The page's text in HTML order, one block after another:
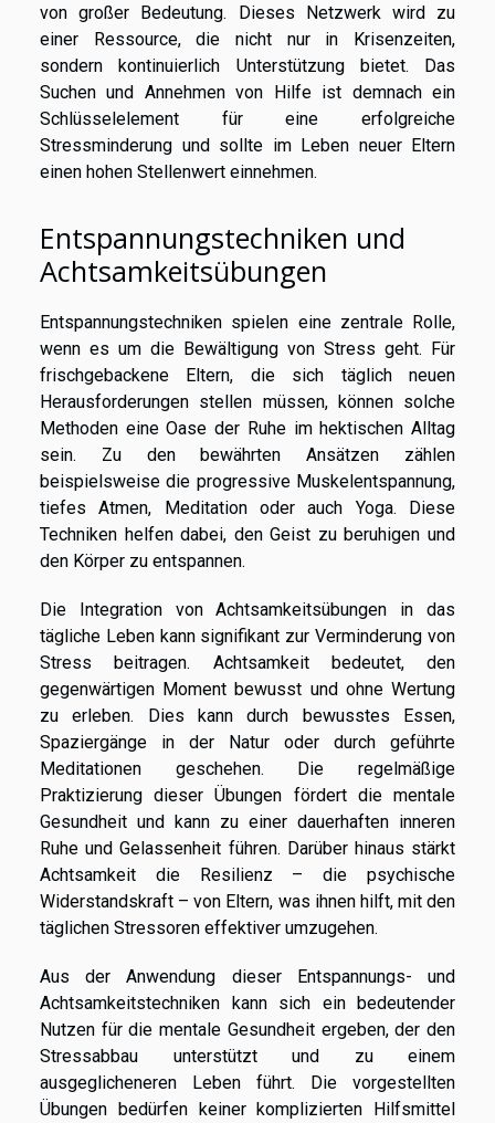
von großer Bedeutung. Dieses Netzwerk wird zu
einer Ressource, die nicht nur in Krisenzeiten,
sondern kontinuierlich Unterstützung bietet. Das
Suchen und Annehmen von Hilfe ist demnach ein
Schlüsselelement für eine erfolgreiche
Stressminderung und sollte im Leben neuer Eltern
einen hohen Stellenwert einnehmen.
Entspannungstechniken und
Achtsamkeitsübungen
Entspannungstechniken spielen eine zentrale Rolle,
wenn es um die Bewältigung von Stress geht. Für
frischgebackene Eltern, die sich täglich neuen
Herausforderungen stellen müssen, können solche
Methoden eine Oase der Ruhe im hektischen Alltag
sein. Zu den bewährten Ansätzen zählen
beispielsweise die progressive Muskelentspannung,
tiefes Atmen, Meditation oder auch Yoga. Diese
Techniken helfen dabei, den Geist zu beruhigen und
den Körper zu entspannen.
Die Integration von Achtsamkeitsübungen in das
tägliche Leben kann signifikant zur Verminderung von
Stress beitragen. Achtsamkeit bedeutet, den
gegenwärtigen Moment bewusst und ohne Wertung
zu erleben. Dies kann durch bewusstes Essen,
Spaziergänge in der Natur oder durch geführte
Meditationen geschehen. Die regelmäßige
Praktizierung dieser Übungen fördert die mentale
Gesundheit und kann zu einer dauerhaften inneren
Ruhe und Gelassenheit führen. Darüber hinaus stärkt
Achtsamkeit die Resilienz – die psychische
Widerstandskraft – von Eltern, was ihnen hilft, mit den
täglichen Stressoren effektiver umzugehen.
Aus der Anwendung dieser Entspannungs- und
Achtsamkeitstechniken kann sich ein bedeutender
Nutzen für die mentale Gesundheit ergeben, der den
Stressabbau unterstützt und zu einem
ausgeglicheneren Leben führt. Die vorgestellten
Übungen bedürfen keiner komplizierten Hilfsmittel